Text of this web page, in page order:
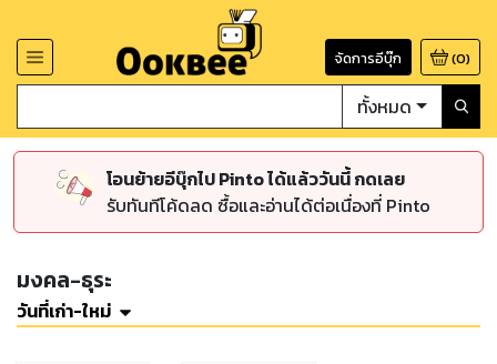
จัดการอีบุ๊ก (0)
ทั้งหมด
โอนย้ายอีบุ๊กไป Pinto ได้แล้ววันนี้ กดเลย
รับทันทีโค้ดลด ซื้อและอ่านได้ต่อเนื่องที่ Pinto
มงคล-ธุระ
วันที่เก่า-ใหม่